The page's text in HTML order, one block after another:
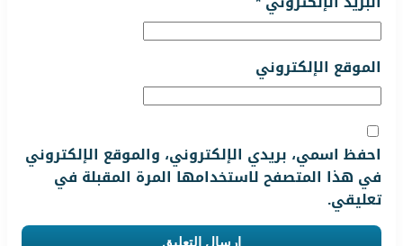
الموقع الإلكتروني
احفظ اسمي، بريدي الإلكتروني، والموقع الإلكتروني
في هذا المتصفح لاستخدامها المرة المقبلة في
تعليقي.